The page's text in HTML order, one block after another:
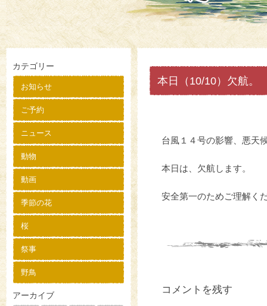
カテゴリー
お知らせ
ご予約
ニュース
動物
動画
季節の花
桜
祭事
野鳥
アーカイブ
本日（10/10）欠航。
台風１４号の影響、悪天
本日は、欠航します。
安全第一のためご理解く
コメントを残す